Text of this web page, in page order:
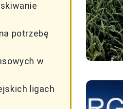
potrzebę
w
ligach